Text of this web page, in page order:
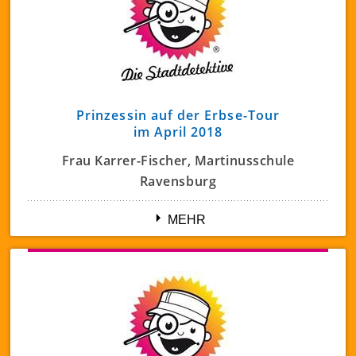
Prinzessin auf der Erbse-Tour
im April 2018
Frau Karrer-Fischer, Martinusschule
Ravensburg
Liebe Frau Herrnleben,
unsere 6 Schüler und wir Lehrer haben Ihre
Führung sehr genossen!! Wie Sie die Kinder in
Ihren Bann ziehen ist einfach fantastisch. Das von
Ihnen verwendete Bildmaterial war für unsere
Schüler eine große Hilfe. Besonders beeindruckt
hat die Kinder die Geschichte von den “Jungen
MEHR